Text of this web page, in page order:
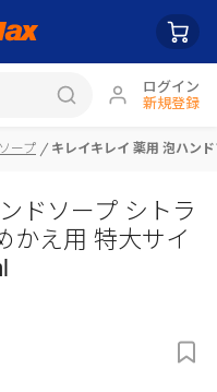
ログイン
新規登録
ープ キレイキレイ 薬用 泡ハン
ドソープ シトラ
かえ用 特大サイ